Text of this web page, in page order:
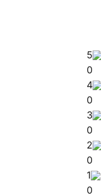
5
0
4
0
3
0
2
0
1
0